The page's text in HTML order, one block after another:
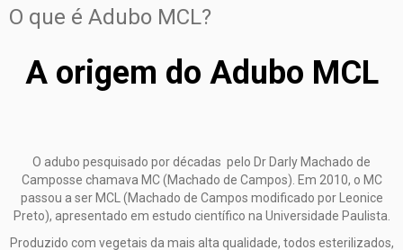
O que é Adubo MCL?
A origem do Adubo MCL
O adubo pesquisado por décadas pelo Dr Darly Machado de
Camposse chamava MC (Machado de Campos). Em 2010, o MC
passou a ser MCL (Machado de Campos modificado por Leonice
Preto), apresentado em estudo científico na Universidade Paulista.
Produzido com vegetais da mais alta qualidade, todos esterilizados,